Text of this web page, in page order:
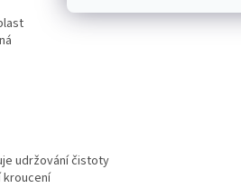
udržování čistoty
kroucení